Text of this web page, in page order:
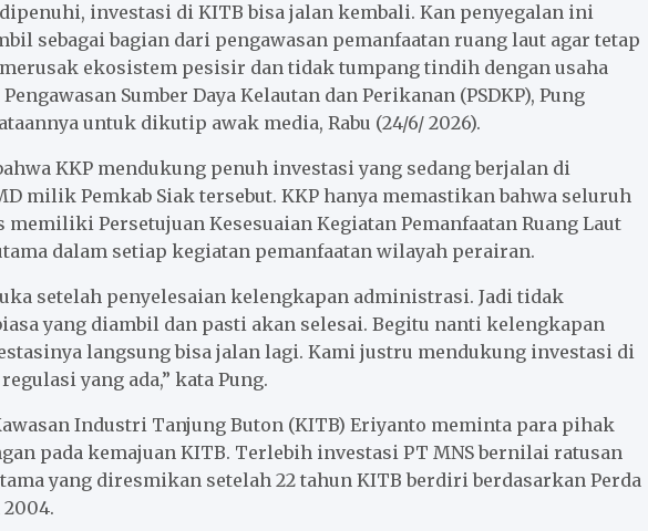
investasi di KITB bisa jalan kembali. Kan penyegalan ini
sebagai bagian dari pengawasan pemanfaatan ruang laut agar tetap
ekosistem pesisir dan tidak tumpang tindih dengan usaha
Sumber Daya Kelautan dan Perikanan (PSDKP), Pung
untuk dikutip awak media, Rabu (24/6/ 2026).
KKP mendukung penuh investasi yang sedang berjalan di
milik Pemkab Siak tersebut. KKP hanya memastikan bahwa seluruh
Persetujuan Kesesuaian Kegiatan Pemanfaatan Ruang Laut
dalam setiap kegiatan pemanfaatan wilayah perairan.
setelah penyelesaian kelengkapan administrasi. Jadi tidak
yang diambil dan pasti akan selesai. Begitu nanti kelengkapan
langsung bisa jalan lagi. Kami justru mendukung investasi di
yang ada,” kata Pung.
Industri Tanjung Buton (KITB) Eriyanto meminta para pihak
pada kemajuan KITB. Terlebih investasi PT MNS bernilai ratusan
yang diresmikan setelah 22 tahun KITB berdiri berdasarkan Perda